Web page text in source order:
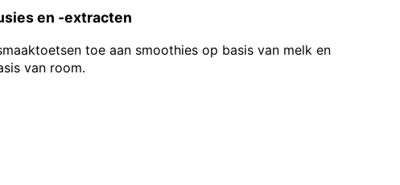
en -extracten
toe aan smoothies op basis van melk en
van room.